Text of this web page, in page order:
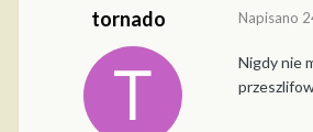
tornado Napisano
Nigdy nie